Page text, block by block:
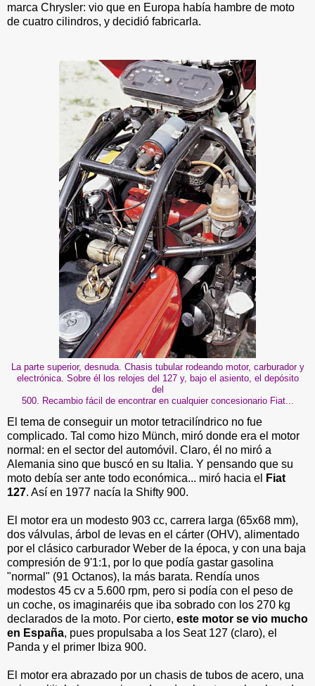
marca Chrysler: vio que en Europa había hambre de moto
de cuatro cilindros, y decidió fabricarla.
La parte superior, desnuda. Chasis tubular rodeando motor, carburador y
electrónica. Sobre él los relojes del 127 y, bajo el asiento, el depósito
del
500. Recambio fácil de encontrar en cualquier concesionario Fiat...
El tema de conseguir un motor tetracilíndrico no fue
complicado. Tal como hizo Münch, miró donde era el motor
normal: en el sector del automóvil. Claro, él no miró a
Alemania sino que buscó en su Italia. Y pensando que su
moto debía ser ante todo económica... miró hacia el
Fiat
127. Así en 1977 nacía la Shifty 900.
El motor era un modesto 903 cc, carrera larga (65x68 mm),
dos válvulas, árbol de levas en el cárter (OHV), alimentado
por el clásico carburador Weber de la época, y con una baja
compresión de 9'1:1, por lo que podía gastar gasolina
"normal" (91 Octanos), la más barata. Rendía unos
modestos 45 cv a 5.600 rpm, pero si podía con el peso de
un coche, os imaginaréis que iba sobrado con los 270 kg
declarados de la moto. Por cierto, este motor se vio mucho
en España, pues propulsaba a los Seat 127 (claro), el
Panda y el primer Ibiza 900.
El motor era abrazado por un chasis de tubos de acero, una